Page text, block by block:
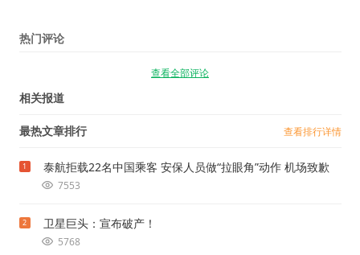
热门评论
查看全部评论
相关报道
最热文章排行 查看排行详情
1 泰航拒载22名中国乘客 安保人员做“拉眼角”动作 机场致歉
7553
2 卫星巨头：宣布破产！
5768